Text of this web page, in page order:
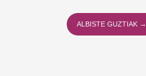
ALBISTE GUZTIAK →